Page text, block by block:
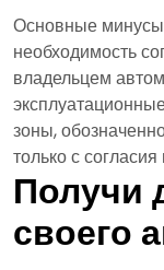
Основные
необходимость
владельцем
зоны,
только с согласия
Получи
своего